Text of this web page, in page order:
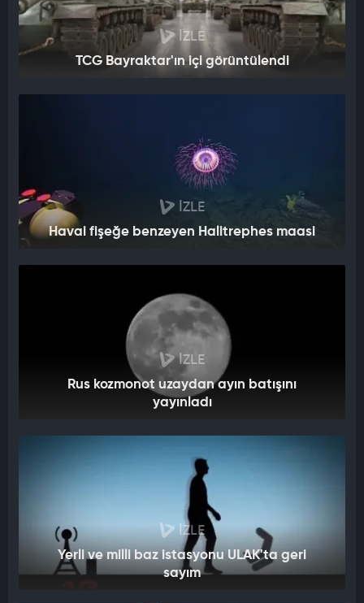
İZLE
TCG Bayraktar'ın içi görüntülendi
İZLE
Havai fişeğe benzeyen Halitrephes maasi
İZLE
Rus kozmonot uzaydan ayın batışını
yayınladı
İZLE
Yerli ve milli baz istasyonu ULAK'ta geri
sayım